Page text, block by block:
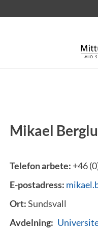
PersonalLediga jobb
Mikael
Telefon arbete: +46
E-postadress:
Ort:Sundsvall
Avdelning: